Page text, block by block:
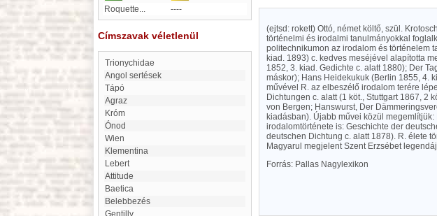
Roquette...
----
Címszavak véletlenül
Trionychidae
Angol sertések
Tápó
Agraz
Króm
Ónod
Wien
Klementina
Lebert
Attitude
Baetica
Belebbezés
Gentilly
(ejtsd: rokett) Ottó, német költő, szül.
történelmi és irodalmi tanulmányokkal
politechnikumon az irodalom és történelem
kiad. 1893) c. kedves meséjével alapította
1852, 3. kiad. Gedichte c. alatt 1880); Der
máskor); Hans Heidekukuk (Berlin 1855, 4.
művével R. az elbeszélő irodalom terére
Dichtungen c. alatt (1 köt., Stuttgart 1867, 2
von Bergen; Hanswurst, Der
kiadásban). Újabb művei közül
irodalomtörténete is: Geschichte der
deutschen Dichtung c. alatt 1878). R. élete
Magyarul megjelent Szent Erzsébet
Forrás: Pallas Nagylexikon